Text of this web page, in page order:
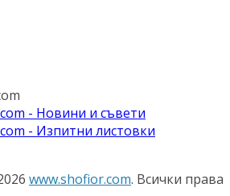
- Новини и съвети
- Изпитни листовки
www.shofior.com. Всички права